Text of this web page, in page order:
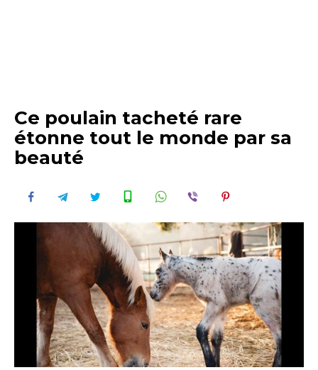
Ce poulain tacheté rare
étonne tout le monde par sa
beauté